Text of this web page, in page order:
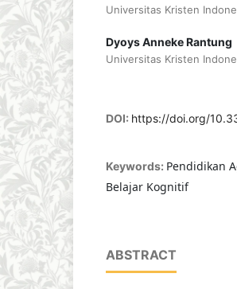
Universitas Kristen
Dyoys Anneke Rantung
Universitas Kristen
DOI: https://doi.org/
Keywords: Pendidikan
Belajar Kognitif
ABSTRACT